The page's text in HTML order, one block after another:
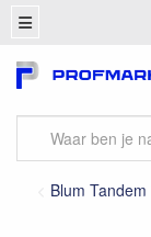
Blum